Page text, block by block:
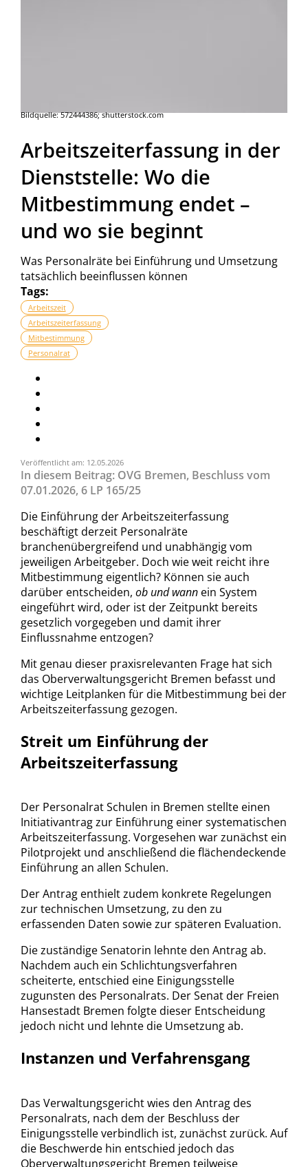
Bildquelle: 572444386; shutterstock.com
Arbeitszeiterfassung in der
Dienststelle: Wo die
Mitbestimmung endet –
und wo sie beginnt
Was Personalräte bei Einführung und Umsetzung
tatsächlich beeinflussen können
Tags:
Arbeitszeit
Arbeitszeiterfassung
Mitbestimmung
Personalrat
Veröffentlicht am: 12.05.2026
In diesem Beitrag: OVG Bremen, Beschluss vom
07.01.2026, 6 LP 165/25
Die Einführung der Arbeitszeiterfassung
beschäftigt derzeit Personalräte
branchenübergreifend und unabhängig vom
jeweiligen Arbeitgeber. Doch wie weit reicht ihre
Mitbestimmung eigentlich? Können sie auch
darüber entscheiden, ob und wannein System
eingeführt wird, oder ist der Zeitpunkt bereits
gesetzlich vorgegeben und damit ihrer
Einflussnahme entzogen?
Mit genau dieser praxisrelevanten Frage hat sich
das Oberverwaltungsgericht Bremen befasst und
wichtige Leitplanken für die Mitbestimmung bei der
Arbeitszeiterfassung gezogen.
Streit um Einführung der
Arbeitszeiterfassung
Der Personalrat Schulen in Bremen stellte einen
Initiativantrag zur Einführung einer systematischen
Arbeitszeiterfassung. Vorgesehen war zunächst ein
Pilotprojekt und anschließend die flächendeckende
Einführung an allen Schulen.
Der Antrag enthielt zudem konkrete Regelungen
zur technischen Umsetzung, zu den zu
erfassenden Daten sowie zur späteren Evaluation.
Die zuständige Senatorin lehnte den Antrag ab.
Nachdem auch ein Schlichtungsverfahren
scheiterte, entschied eine Einigungsstelle
zugunsten des Personalrats. Der Senat der Freien
Hansestadt Bremen folgte dieser Entscheidung
jedoch nicht und lehnte die Umsetzung ab.
Instanzen und Verfahrensgang
Das Verwaltungsgericht wies den Antrag des
Personalrats, nach dem der Beschluss der
Einigungsstelle verbindlich ist, zunächst zurück. Auf
die Beschwerde hin entschied jedoch das
Oberverwaltungsgericht Bremen teilweise